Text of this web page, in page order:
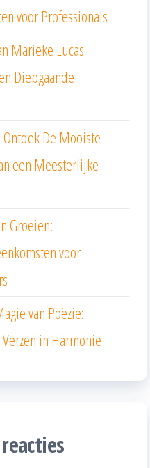
voor Professionals
Marieke Lucas
Diepgaande
Ontdek De Mooiste
een Meesterlijke
Groeien:
voor
van Poëzie:
in Harmonie